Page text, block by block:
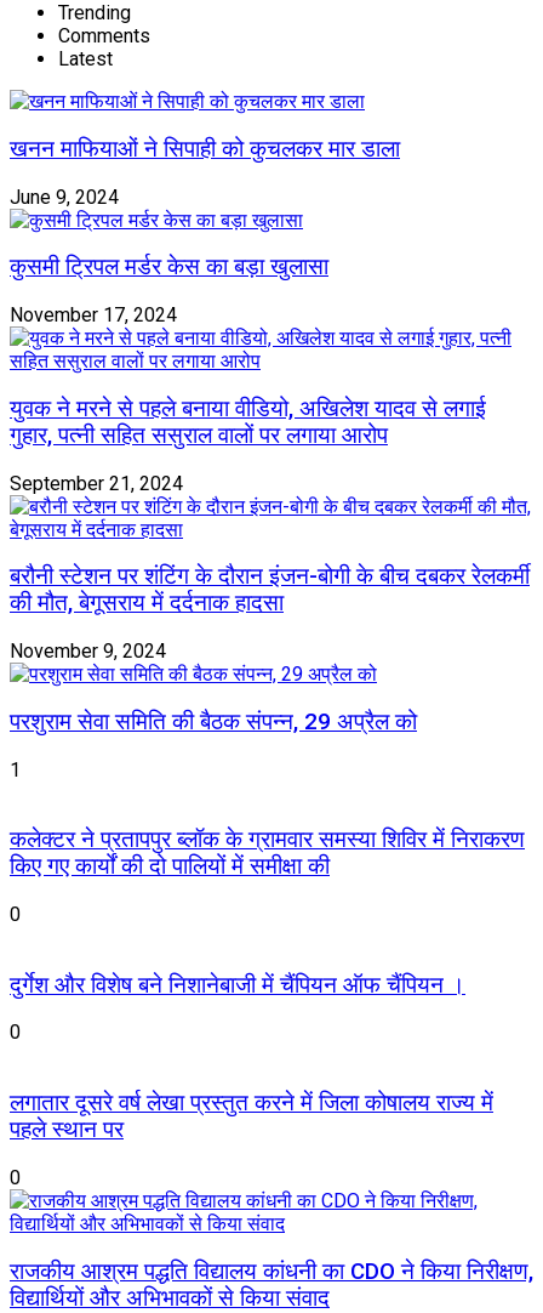
Trending
Comments
Latest
खनन माफियाओं ने सिपाही को कुचलकर मार डाला
June 9, 2024
कुसमी ट्रिपल मर्डर केस का बड़ा खुलासा
November 17, 2024
युवक ने मरने से पहले बनाया वीडियो, अखिलेश यादव से लगाई
गुहार, पत्नी सहित ससुराल वालों पर लगाया आरोप
September 21, 2024
बरौनी स्टेशन पर शंटिंग के दौरान इंजन-बोगी के बीच दबकर रेलकर्मी
की मौत, बेगूसराय में दर्दनाक हादसा
November 9, 2024
परशुराम सेवा समिति की बैठक संपन्न, 29 अप्रैल को
1
कलेक्टर ने प्रतापपुर ब्लॉक के ग्रामवार समस्या शिविर में निराकरण
किए गए कार्यों की दो पालियों में समीक्षा की
0
दुर्गेश और विशेष बने निशानेबाजी में चैंपियन ऑफ चैंपियन ।
0
लगातार दूसरे वर्ष लेखा प्रस्तुत करने में जिला कोषालय राज्य में
पहले स्थान पर
0
राजकीय आश्रम पद्धति विद्यालय कांधनी का CDO ने किया निरीक्षण,
विद्यार्थियों और अभिभावकों से किया संवाद